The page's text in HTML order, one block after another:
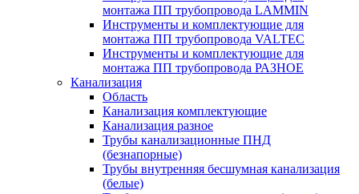
монтажа ПП трубопровода LAMMIN
Инструменты и комплектующие для
монтажа ПП трубопровода VALTEC
Инструменты и комплектующие для
монтажа ПП трубопровода РАЗНОЕ
Канализация
Область
Канализация комплектующие
Канализация разное
Трубы канализационные ПНД
(безнапорные)
Трубы внутренняя бесшумная канализация
(белые)